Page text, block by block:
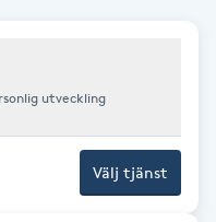
utveckling
Välj tjänst